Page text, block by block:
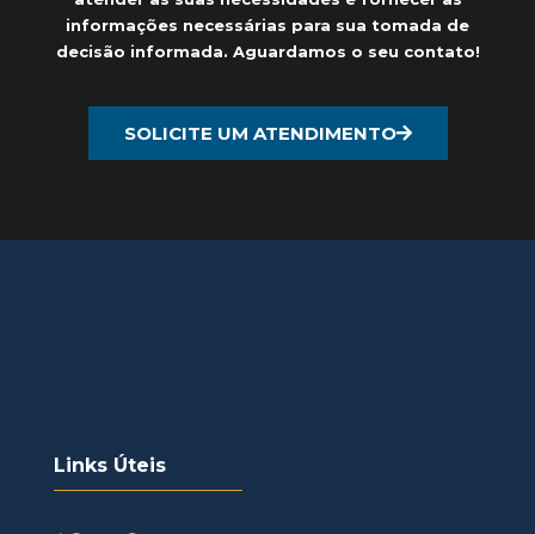
informações necessárias para sua tomada de
decisão informada. Aguardamos o seu contato!
SOLICITE UM ATENDIMENTO
Links Úteis